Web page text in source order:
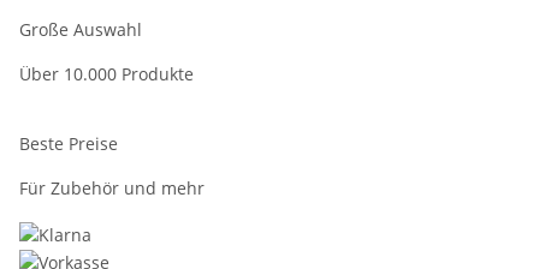
Große Auswahl
Über 10.000 Produkte
Beste Preise
Für Zubehör und mehr